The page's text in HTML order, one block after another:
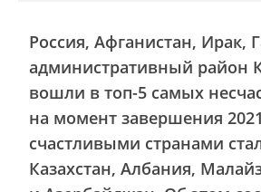
Россия, Афганистан, Ирак,
административный район
вошли в топ-5 самых
на момент завершения
счастливыми странами
Казахстан, Албания,